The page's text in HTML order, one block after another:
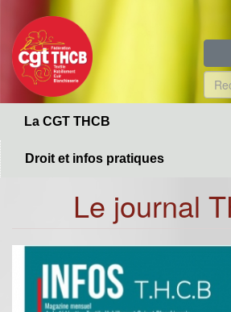
contenu
principal
de
La CGT THCB
Droit et infos pratiques
Le journal